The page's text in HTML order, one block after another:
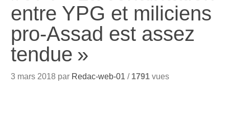
entre YPG et miliciens
pro-Assad est assez
tendue »
3 mars 2018 par Redac-web-01 / 1791 vues